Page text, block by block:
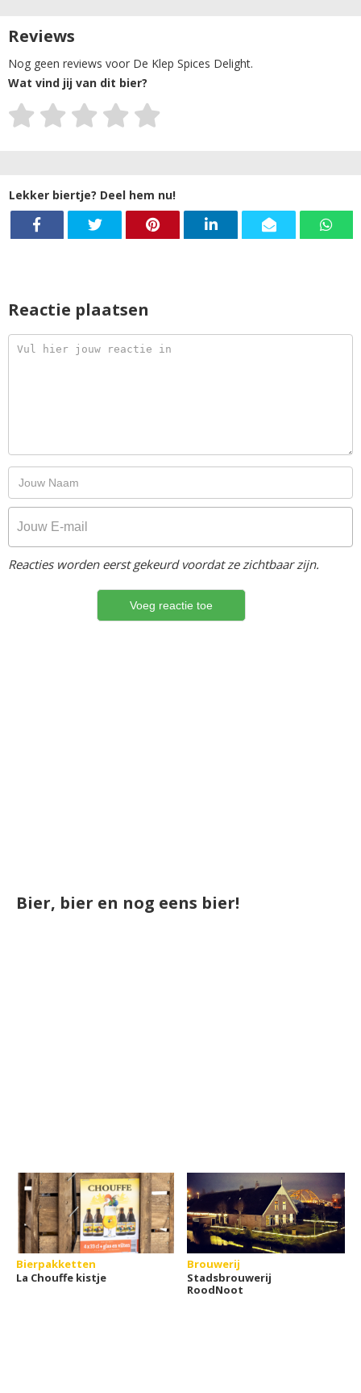
Reviews
Nog geen reviews voor De Klep Spices Delight.
Wat vind jij van dit bier?
Lekker biertje? Deel hem nu!
Reactie plaatsen
Reacties worden eerst gekeurd voordat ze zichtbaar zijn.
Bier, bier en nog eens bier!
Bierpakketten
La Chouffe kistje
Brouwerij
Stadsbrouwerij
RoodNoot